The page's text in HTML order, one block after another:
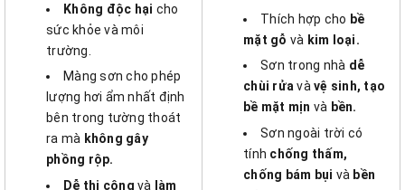
Không độc hại cho
sức khỏe và môi
trường.
Màng sơn cho phép
lượng hơi ẩm nhất định
bên trong tường thoát
ra mà không gây
phồng rộp.
Dễ thi công và
làm
Thích hợp cho bề
mặt gỗ và kim loại.
Sơn trong nhà dễ
chùi rửavàvệ sinh, tạo
bề mặt mịn và bền.
Sơn ngoài trời có
tính chống thấm,
chống bám bụi và bền